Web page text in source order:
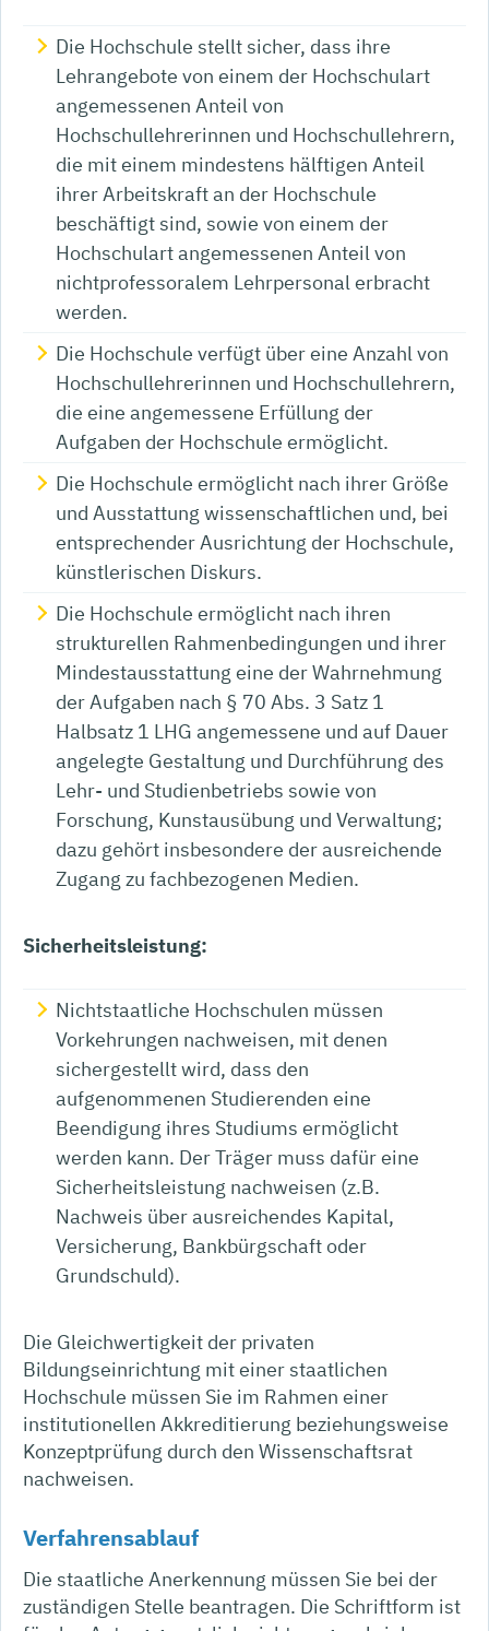
Die Hochschule stellt sicher, dass ihre
Lehrangebote von einem der Hochschulart
angemessenen Anteil von
Hochschullehrerinnen und Hochschullehrern,
die mit einem mindestens hälftigen Anteil
ihrer Arbeitskraft an der Hochschule
beschäftigt sind, sowie von einem der
Hochschulart angemessenen Anteil von
nichtprofessoralem Lehrpersonal erbracht
werden.
Die Hochschule verfügt über eine Anzahl von
Hochschullehrerinnen und Hochschullehrern,
die eine angemessene Erfüllung der
Aufgaben der Hochschule ermöglicht.
Die Hochschule ermöglicht nach ihrer Größe
und Ausstattung wissenschaftlichen und, bei
entsprechender Ausrichtung der Hochschule,
künstlerischen Diskurs.
Die Hochschule ermöglicht nach ihren
strukturellen Rahmenbedingungen und ihrer
Mindestausstattung eine der Wahrnehmung
der Aufgaben nach § 70 Abs. 3 Satz 1
Halbsatz 1 LHG angemessene und auf Dauer
angelegte Gestaltung und Durchführung des
Lehr- und Studienbetriebs sowie von
Forschung, Kunstausübung und Verwaltung;
dazu gehört insbesondere der ausreichende
Zugang zu fachbezogenen Medien.
Sicherheitsleistung:
Nichtstaatliche Hochschulen müssen
Vorkehrungen nachweisen, mit denen
sichergestellt wird, dass den
aufgenommenen Studierenden eine
Beendigung ihres Studiums ermöglicht
werden kann. Der Träger muss dafür eine
Sicherheitsleistung nachweisen (z.B.
Nachweis über ausreichendes Kapital,
Versicherung, Bankbürgschaft oder
Grundschuld).
Die Gleichwertigkeit der privaten
Bildungseinrichtung mit einer staatlichen
Hochschule müssen Sie im Rahmen einer
institutionellen Akkreditierung beziehungsweise
Konzeptprüfung durch den Wissenschaftsrat
nachweisen.
Verfahrensablauf
Die staatliche Anerkennung müssen Sie bei der
zuständigen Stelle beantragen. Die Schriftform ist